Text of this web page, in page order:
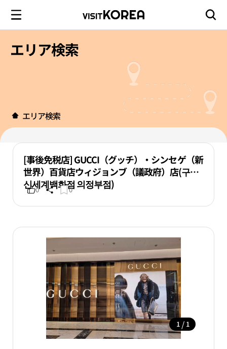
エリア検索
エリア検索
[事後免税店] GUCCI（グッチ）・シンセゲ（新
世界）百貨店ウィジョンブ（議政府）店(구찌
신세계백화점 의정부점)
0 0
1 / 1